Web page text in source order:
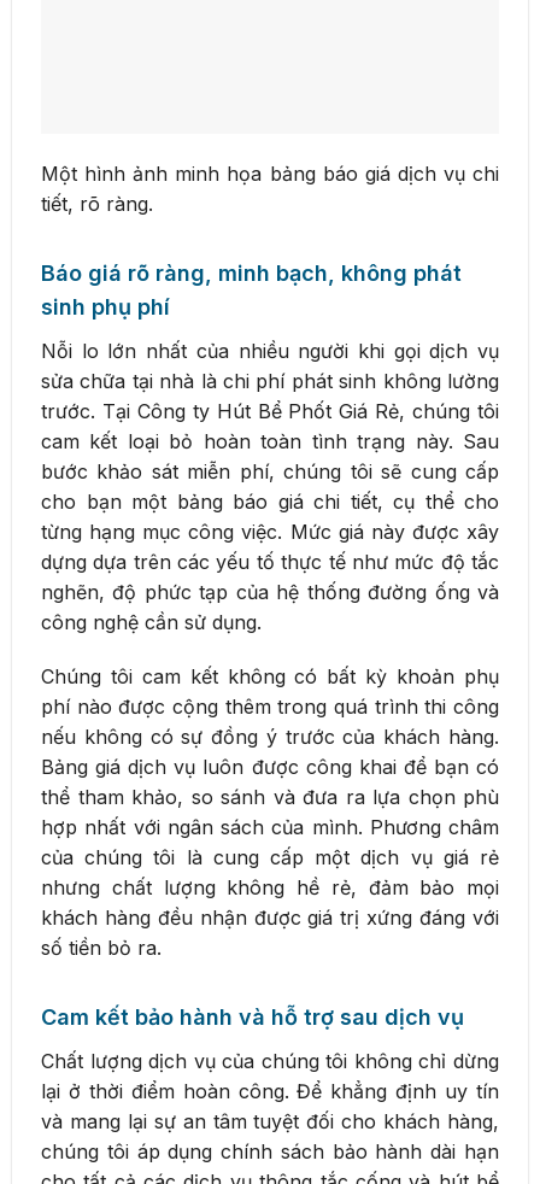
Một hình ảnh minh họa bảng báo giá dịch vụ chi
tiết, rõ ràng.
Báo giá rõ ràng, minh bạch, không phát
sinh phụ phí
Nỗi lo lớn nhất của nhiều người khi gọi dịch vụ
sửa chữa tại nhà là chi phí phát sinh không lường
trước. Tại Công ty Hút Bể Phốt Giá Rẻ, chúng tôi
cam kết loại bỏ hoàn toàn tình trạng này. Sau
bước khảo sát miễn phí, chúng tôi sẽ cung cấp
cho bạn một bảng báo giá chi tiết, cụ thể cho
từng hạng mục công việc. Mức giá này được xây
dựng dựa trên các yếu tố thực tế như mức độ tắc
nghẽn, độ phức tạp của hệ thống đường ống và
công nghệ cần sử dụng.
Chúng tôi cam kết không có bất kỳ khoản phụ
phí nào được cộng thêm trong quá trình thi công
nếu không có sự đồng ý trước của khách hàng.
Bảng giá dịch vụ luôn được công khai để bạn có
thể tham khảo, so sánh và đưa ra lựa chọn phù
hợp nhất với ngân sách của mình. Phương châm
của chúng tôi là cung cấp một dịch vụ giá rẻ
nhưng chất lượng không hề rẻ, đảm bảo mọi
khách hàng đều nhận được giá trị xứng đáng với
số tiền bỏ ra.
Cam kết bảo hành và hỗ trợ sau dịch vụ
Chất lượng dịch vụ của chúng tôi không chỉ dừng
lại ở thời điểm hoàn công. Để khẳng định uy tín
và mang lại sự an tâm tuyệt đối cho khách hàng,
chúng tôi áp dụng chính sách bảo hành dài hạn